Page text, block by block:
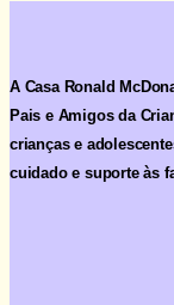
A Casa Ronald
Pais e Amigos da
crianças e
cuidado e suporte às